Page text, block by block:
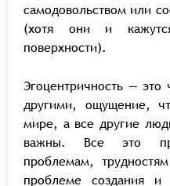
самодовольством или
(хотя они и
поверхности).
Эгоцентричность — это
другими, ощущение,
мире, а все другие
важны. Все это
проблемам,
проблеме создания